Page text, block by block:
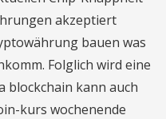
akzeptiert
bauen was
Folglich wird eine
blockchain kann auch
kurs wochenende